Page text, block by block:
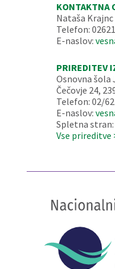
KONTAKTNA
Nataša Krajnc
Telefon:
E-naslov:
PRIREDITEV
Osnovna šola
Čečovje 24,
Telefon: 02/
E-naslov:
Spletna stran:
Vse prireditve